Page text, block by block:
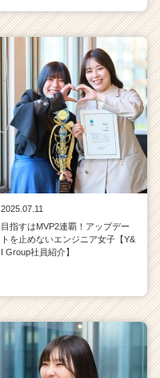
2025.07.11
目指すはMVP2連覇！アップデー
トを止めないエンジニア女子【Y&
I Group社員紹介】